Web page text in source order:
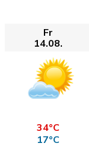
Fr
14.08.
34°C
17°C